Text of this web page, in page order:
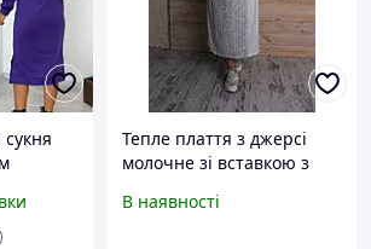
зимова
Тепле плаття з джерсі
молочне зі вставкою з
В наявності